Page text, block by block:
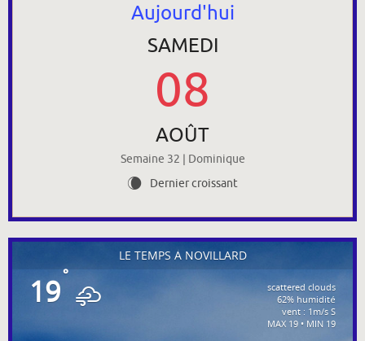
Aujourd'hui
SAMEDI
08
AOÛT
Semaine 32 | Dominique
W Dernier croissant
LE TEMPS À NOVILLARD
19°
scattered clouds
62% humidité
vent : 1m/s S
MAX 19 • MIN 19